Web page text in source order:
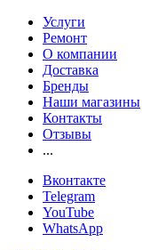
Услуги
Ремонт
О компании
Доставка
Бренды
Наши магазины
Контакты
Отзывы
...
Вконтакте
Telegram
YouTube
WhatsApp